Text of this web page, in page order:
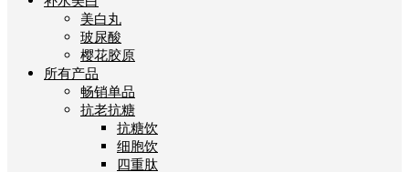
美白丸
玻尿酸
樱花胶原
所有产品
畅销单品
抗老抗糖
抗糖饮
细胞饮
四重肽